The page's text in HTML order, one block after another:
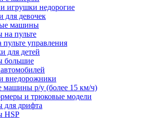
игрушки недорогие
для девочек
машины
пульте
управления
для детей
внедорожники
машины р/у (более 15 км/ч)
и трюковые модели
дрифта
HSP